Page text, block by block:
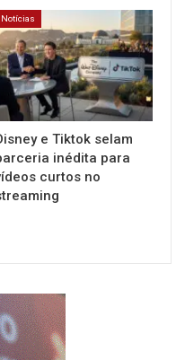
Notícias
e Tiktok selam
inédita para
curtos no